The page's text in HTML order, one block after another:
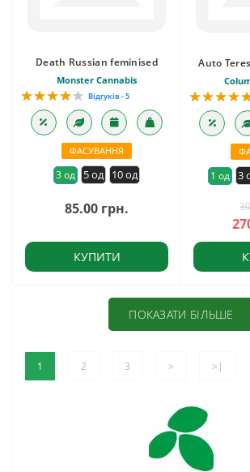
Death Russian feminised
Monster Cannabis
Відгуків - 5
ФАСУВАННЯ
3 од 5 од 10 од
85.00 грн.
КУПИТИ
Auto
1 од 3
ПОКАЗАТИ БІЛЬШЕ
1 2 3 > >|